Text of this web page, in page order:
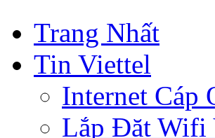
Trang Nhất
Tin Viettel
Internet Cáp
Lắp Đặt Wifi